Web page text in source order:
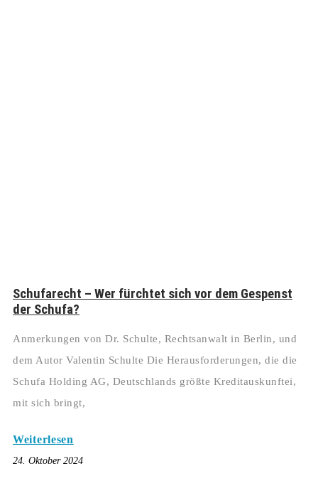
Schufarecht – Wer fürchtet sich vor dem Gespenst
der Schufa?
Anmerkungen von Dr. Schulte, Rechtsanwalt in Berlin, und
dem Autor Valentin Schulte Die Herausforderungen, die die
Schufa Holding AG, Deutschlands größte Kreditauskunftei,
mit sich bringt,
Weiterlesen
24. Oktober 2024